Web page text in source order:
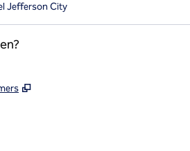
Jefferson City
,